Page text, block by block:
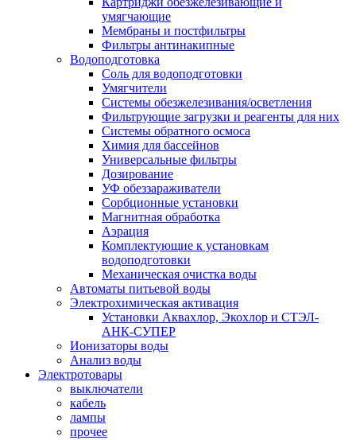
умягчающие
Мембраны и постфильтры
Фильтры антинакипные
Водоподготовка
Соль для водоподготовки
Умягчители
Системы обезжелезивания/осветления
Фильтрующие загрузки и реагенты для них
Системы обратного осмоса
Химия для бассейнов
Универсальные фильтры
Дозирование
УФ обеззараживатели
Сорбционные установки
Магнитная обработка
Аэрация
Комплектующие к установкам
водоподготовки
Механическая очистка воды
Автоматы питьевой воды
Электрохимическая активация
Установки Аквахлор, Экохлор и СТЭЛ-
АНК-СУПЕР
Ионизаторы воды
Анализ воды
Электротовары
выключатели
кабель
лампы
прочее